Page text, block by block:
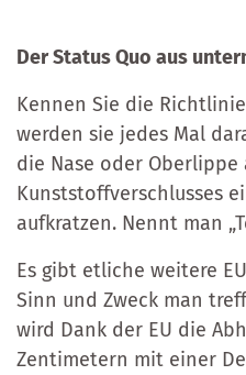
Der Status Quo aus
Kennen Sie die
werden sie jedes Mal
die Nase oder Oberlippe
Kunststoffverschlusses
aufkratzen. Nennt man
Es gibt etliche weitere
Sinn und Zweck man
wird Dank der EU die
Zentimetern mit einer